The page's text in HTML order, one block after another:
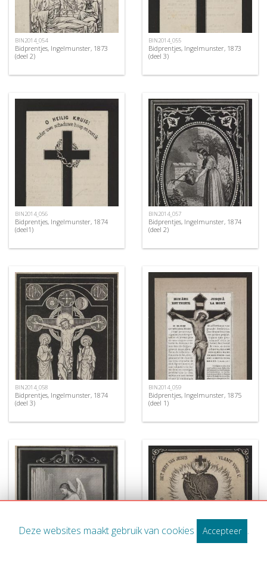
BIN2014_054
Bidprentjes, Ingelmunster, 1873
(deel 2)
BIN2014_055
Bidprentjes, Ingelmunster, 1873
(deel 3)
BIN2014_056
Bidprentjes, Ingelmunster, 1874
(deel1)
BIN2014_057
Bidprentjes, Ingelmunster, 1874
(deel 2)
BIN2014_058
Bidprentjes, Ingelmunster, 1874
(deel 3)
BIN2014_059
Bidprentjes, Ingelmunster, 1875
(deel 1)
Deze websites maakt gebruik van cookies Accepteer .